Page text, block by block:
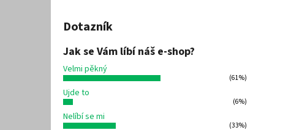
Dotazník
Jak se Vám líbí náš e-shop?
Velmi pěkný
(61%)
Ujde to
(6%)
Nelíbí se mi
(33%)